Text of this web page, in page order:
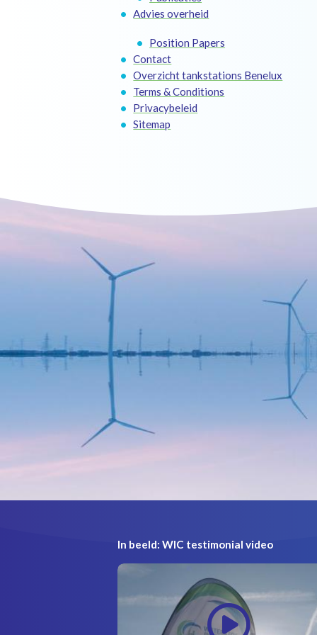
Advies overheid
Position Papers
Contact
Overzicht tankstations Benelux
Terms & Conditions
Privacybeleid
Sitemap
In beeld: WIC testimonial video